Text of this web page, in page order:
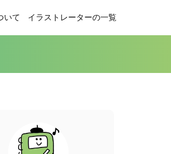
いて イラストレーターの一覧